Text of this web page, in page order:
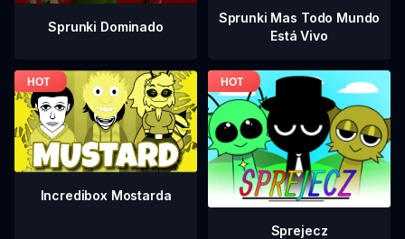
Sprunki Dominado
Sprunki Mas Todo Mundo
Está Vivo
Incredibox Mostarda
Sprejecz